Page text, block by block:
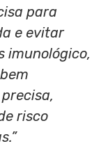
para
e evitar
imunológico,
risco